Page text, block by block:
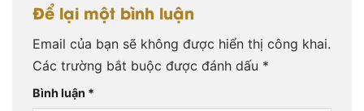
Để lại một bình luận
Email của bạn sẽ không được hiển thị công khai.
Các trường bắt buộc được đánh dấu *
Bình luận *